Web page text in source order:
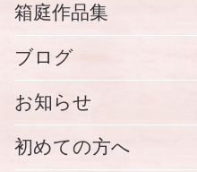
箱庭作品集
ブログ
お知らせ
初めての方へ